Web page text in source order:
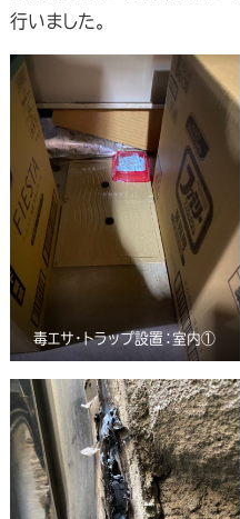
行いました。
毒エサ・トラップ設置：室内①